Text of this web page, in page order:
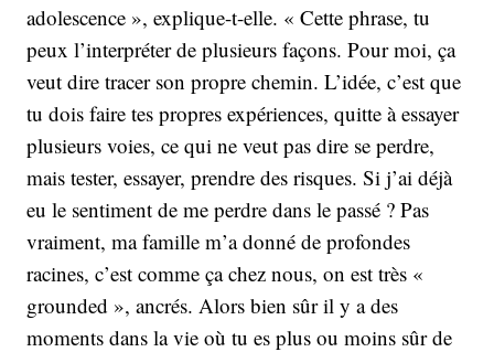
adolescence », explique-t-elle. « Cette phrase, tu
peux l’interpréter de plusieurs façons. Pour moi, ça
veut dire tracer son propre chemin. L’idée, c’est que
tu dois faire tes propres expériences, quitte à essayer
plusieurs voies, ce qui ne veut pas dire se perdre,
mais tester, essayer, prendre des risques. Si j’ai déjà
eu le sentiment de me perdre dans le passé ? Pas
vraiment, ma famille m’a donné de profondes
racines, c’est comme ça chez nous, on est très «
grounded », ancrés. Alors bien sûr il y a des
moments dans la vie où tu es plus ou moins sûr de